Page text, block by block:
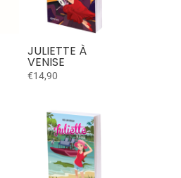
JULIETTE À
VENISE
€14,90